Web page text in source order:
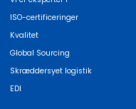
ISO-certificeringer
Kvalitet
Global Sourcing
Skræddersyet logistik
EDI